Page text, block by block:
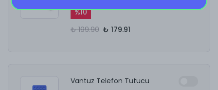
%10
₺ 199.90 ₺ 179.91
Vantuz Telefon Tutucu